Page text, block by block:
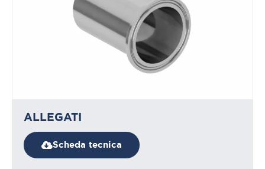
ALLEGATI
Scheda tecnica